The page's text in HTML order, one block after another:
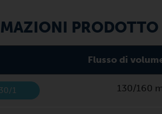
PRODOTTO
Flusso di
1 130/160